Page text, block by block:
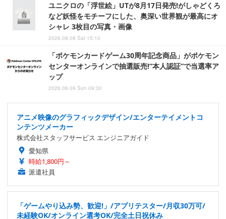
ユニクロの「浮世絵」UTが8月17日発売!がしゃどくろ
など妖怪をモチーフにした、奥深い世界観が最高にオ
シャレ 3枚目の写真・画像
2026.08.08 Sat 15:10
「ポケモンカードゲーム30周年記念商品」がポケモン
センターオンラインで抽選販売!“本人認証”で当選率ア
ップ
2026.08.09 Sun 09:30
アニメ映像のグラフィックデザイン/エンターテイメントコ
ンテンツメーカー
株式会社スタッフサービス エンジニアガイド
愛知県
時給1,800円～
派遣社員
「ゲームやり込み勢、歓迎!」/アプリテスター/月収30万可/
未経験OK/オンライン選考OK/完全土日祝休み